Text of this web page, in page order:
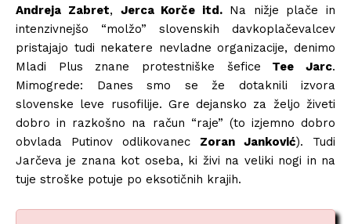
Andreja Zabret, Jerca Korče itd. Na nižje plače in
intenzivnejšo “molžo” slovenskih davkoplačevalcev
pristajajo tudi nekatere nevladne organizacije, denimo
Mladi Plus znane protestniške šefice Tee Jarc.
Mimogrede: Danes smo se že dotaknili izvora
slovenske leve rusofilije. Gre dejansko za željo živeti
dobro in razkošno na račun “raje” (to izjemno dobro
obvlada Putinov odlikovanec Zoran Janković). Tudi
Jarčeva je znana kot oseba, ki živi na veliki nogi in na
tuje stroške potuje po eksotičnih krajih.